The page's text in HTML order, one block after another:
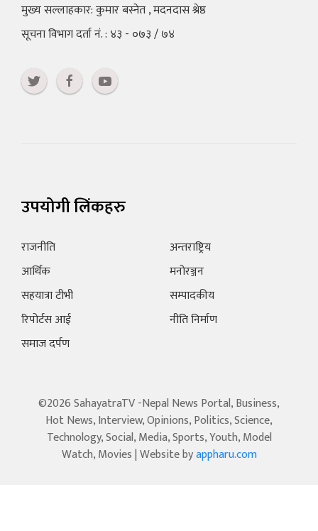
मुख्य सल्लाहकार: कुमार बस्नेत , मदनदास श्रेष्ठ
सूचना विभाग दर्ता नं. : ४३ - ०७३ / ७४
उपयोगी लिंकहरु
राजनीति
आर्थिक
सहयात्रा टीभी
रिपोर्टस आई
समाज दर्पण
अन्तराष्ट्रिय
मनोरञ्जन
सम्पादकीय
नीति निर्माण
©2026 SahayatraTV -Nepal News Portal, Business,
Hot News, Interview, Opinions, Politics, Science,
Technology, Social, Media, Sports, Youth, Model
Watch, Movies | Website byappharu.com